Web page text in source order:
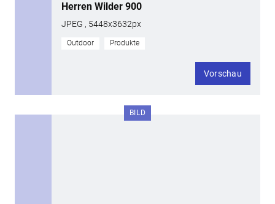
Herren Wilder 900
JPEG , 5448x3632px
Outdoor Produkte
Vorschau
BILD